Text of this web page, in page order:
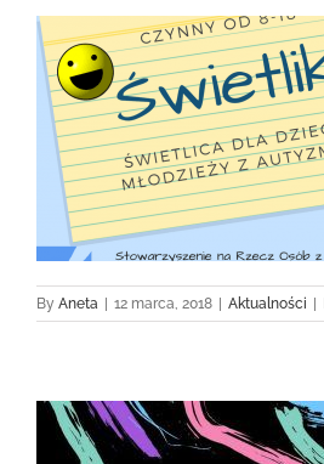
By Aneta 12 marca, 2018 Aktualności